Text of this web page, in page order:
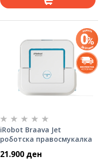
iRobot Braava Jet
роботска правосмукалка
21.900 ден